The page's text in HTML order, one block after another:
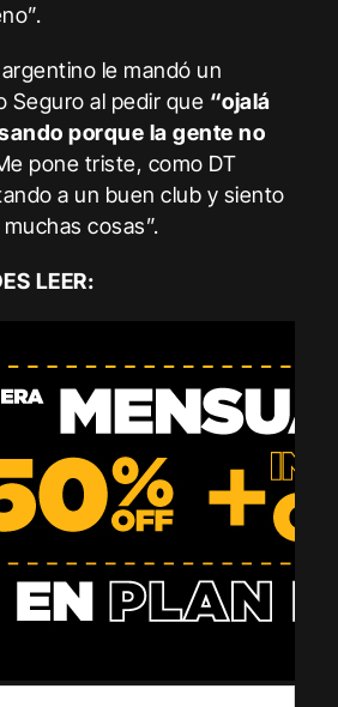
le mandó un
Seguro al pedir que “ojalá
porque la gente no
pone triste, como DT
a un buen club y siento
cosas”.
LEER: